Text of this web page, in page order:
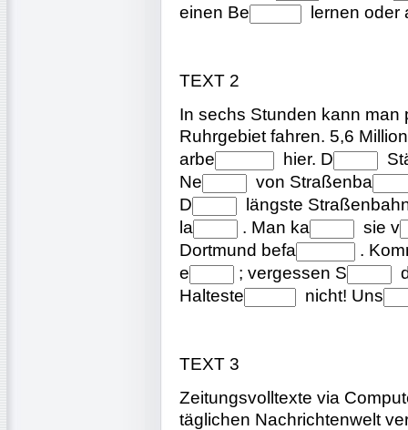
einen Be lernen oder
TEXT 2
In sechs Stunden kann
Ruhrgebiet fahren. 5,6
arbe
hier. D
Ne
von Straßenba
D
längste
la
. Man ka sie v
Dortmund befa
.
e
; vergessen S
Halteste
nicht! Uns
TEXT 3
Zeitungsvolltexte via
täglichen Nachrichtenwelt